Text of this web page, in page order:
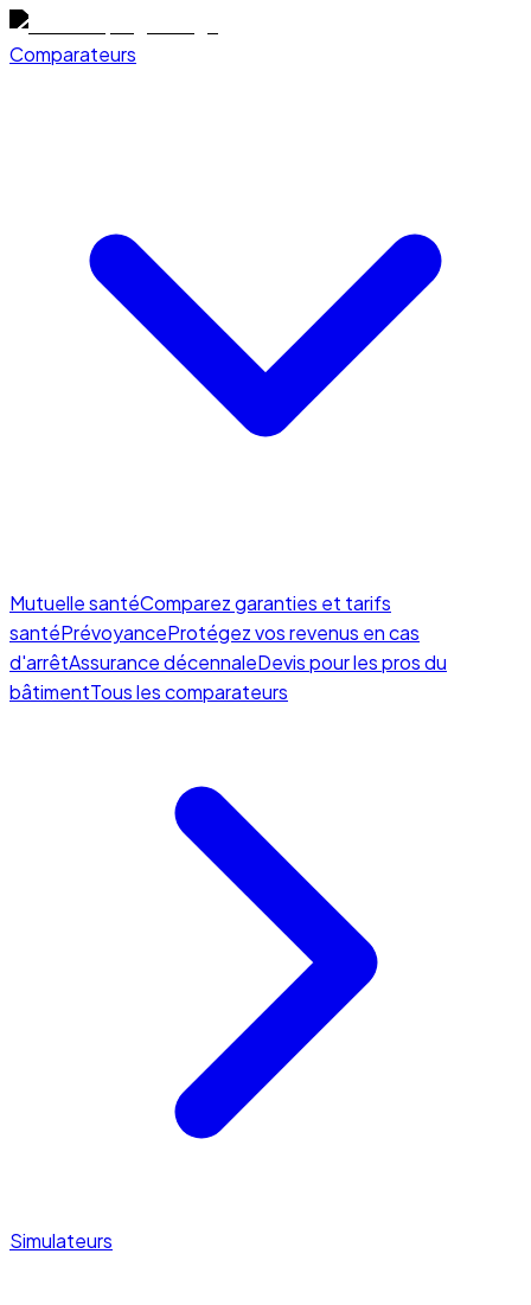
Comparateurs
Mutuelle santéComparez garanties et tarifs
santéPrévoyanceProtégez vos revenus en cas
d'arrêtAssurance décennaleDevis pour les pros du
bâtimentTous les comparateurs
Simulateurs